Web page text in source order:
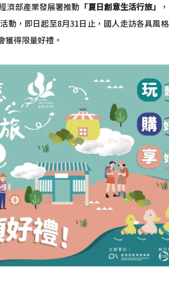
濟部產業發展署推動 「夏日創意生活行旅」
動，即日起至8月31日止，國人走訪各具風
獲得限量好禮。